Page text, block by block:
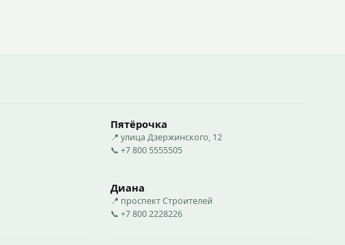
Пятёрочка
📍 улица Дзержинского, 12
📞 +7 800 5555505
Диана
📍 проспект Строителей
📞 +7 800 2228226